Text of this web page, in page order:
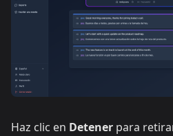
Haz clic en Detener para